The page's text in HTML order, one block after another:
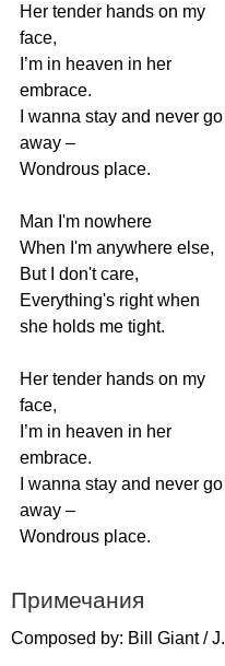
Her tender hands on my
face,
’m in heaven in her
embrace.
wanna stay and never go
away –
Wondrous place.
Man I'm nowhere
When I'm anywhere else,
But
don't care,
Everything's right when
she holds me tight.
Her tender hands on my
face,
’m in heaven in her
embrace.
wanna stay and never go
away –
Wondrous place.
Примечания
Composed by: Bill Giant/J.